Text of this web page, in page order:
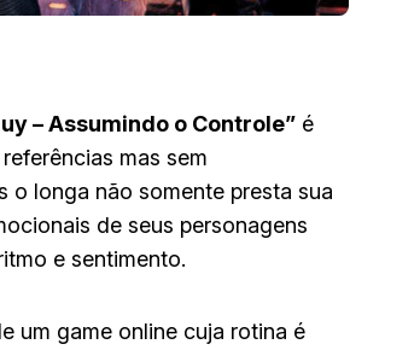
– Assumindo o Controle” é
mas sem
o longa não somente presta sua
de seus personagens
e sentimento.
um game online cuja rotina é